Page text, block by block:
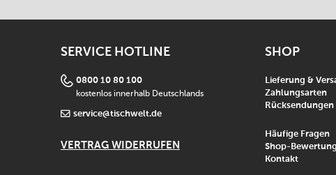
SERVICE HOTLINE
0800 10 80 100
kostenlos innerhalb Deutschlands
service@tischwelt.de
VERTRAG WIDERRUFEN
SHOP
Lieferung &
Zahlungsarten
Rücksendungen
Häufige Fragen
Shop-
Kontakt